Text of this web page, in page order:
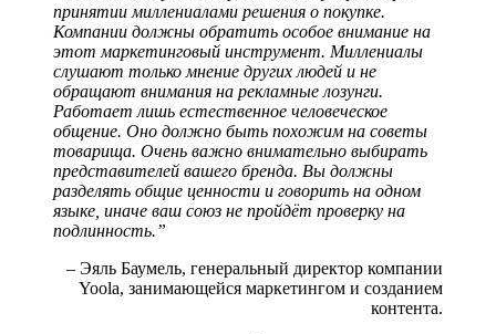
принятии миллениалами решения о покупке.
Компании должны обратить особое внимание на
этот маркетинговый инструмент. Миллениалы
слушают только мнение других людей и не
обращают внимания на рекламные лозунги.
Работает лишь естественное человеческое
общение. Оно должно быть похожим на советы
товарища. Очень важно внимательно выбирать
представителей вашего бренда. Вы должны
разделять общие ценности и говорить на одном
языке, иначе ваш союз не пройдёт проверку на
подлинность.”
– Эяль Баумель, генеральный директор компании
Yoola, занимающейся маркетингом и созданием
контента.